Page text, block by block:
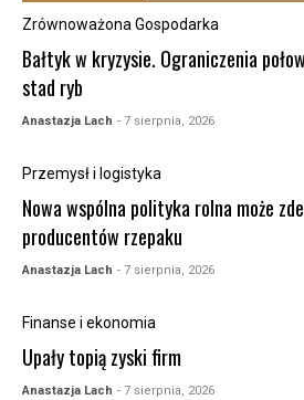
Zrównoważona Gospodarka
Bałtyk w kryzysie. Ograniczenia
stad ryb
Anastazja Lach - 7 sierpnia, 2026
Przemysł i logistyka
Nowa wspólna polityka rolna może
producentów rzepaku
Anastazja Lach - 7 sierpnia, 2026
Finanse i ekonomia
Upały topią zyski firm
Anastazja Lach - 7 sierpnia, 2026